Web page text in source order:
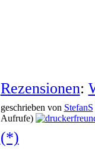
Rezensionen:
geschrieben von StefanS
Aufrufe)
(*)